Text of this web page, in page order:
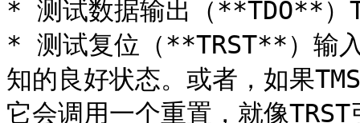
* 测试数据输出（**TDO**）
* 测试复位（**TRST**）输
知的良好状态。或者，如果
它会调用一个重置，就像